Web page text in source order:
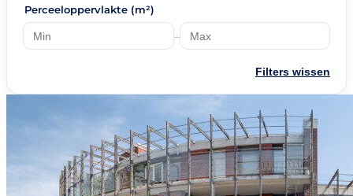
Perceeloppervlakte (m²)
–
Filters wissen